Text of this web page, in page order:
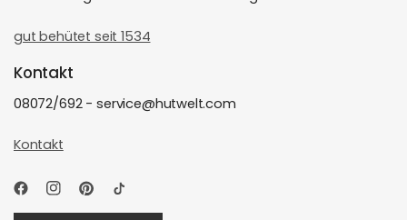
gut behütet seit 1534
Kontakt
08072/692 - service@hutwelt.com
Kontakt